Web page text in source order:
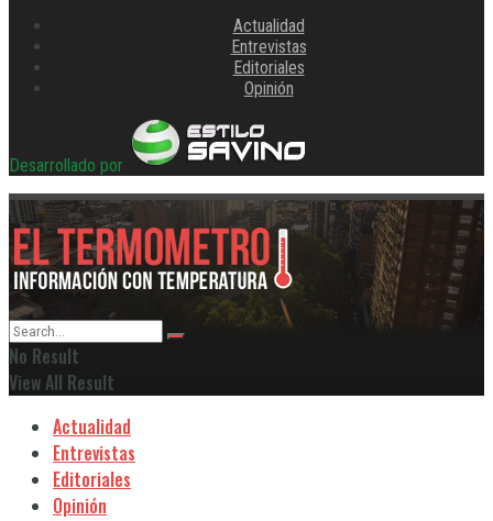
Actualidad
Entrevistas
Editoriales
Opinión
Desarrollado por
No Result
View All Result
Actualidad
Entrevistas
Editoriales
Opinión